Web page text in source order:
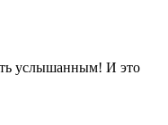
услышанным! И это